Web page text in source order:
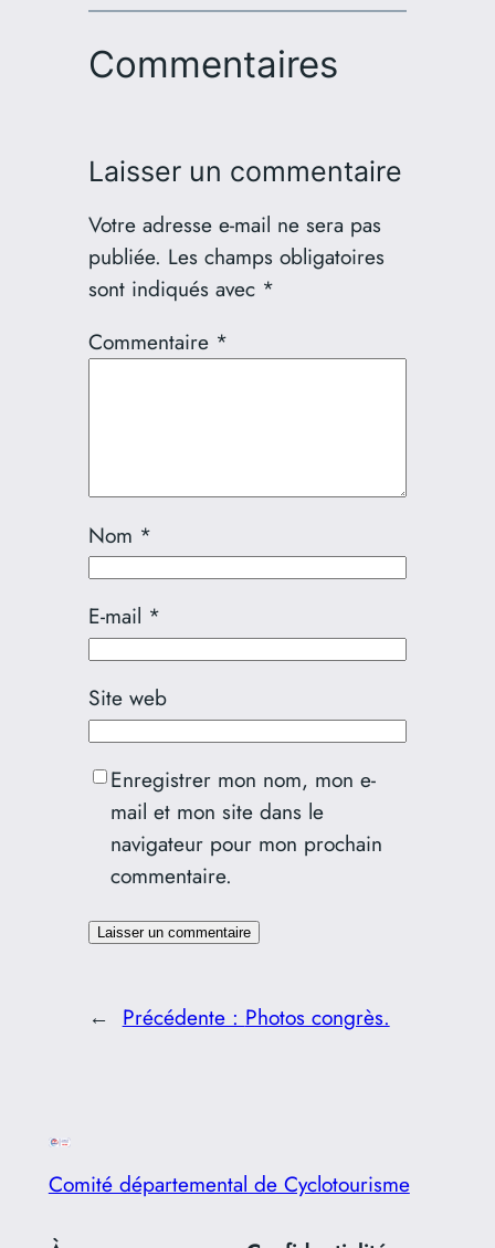
Commentaires
Laisser un commentaire
Votre adresse e-mail ne sera pas
publiée. Les champs obligatoires
sont indiqués avec *
Commentaire *
Nom *
E-mail *
Site web
Enregistrer mon nom, mon e-
mail et mon site dans le
navigateur pour mon prochain
commentaire.
← Précédente : Photos congrès.
Comité départemental de Cyclotourisme